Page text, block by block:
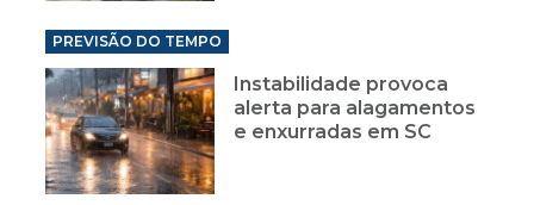
PREVISÃO DO TEMPO
Instabilidade provoca
alerta para alagamentos
e enxurradas em SC